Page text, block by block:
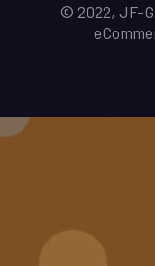
© 2022, JF-